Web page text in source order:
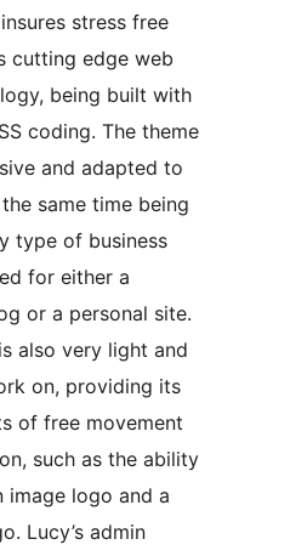
stress free
cutting edge web
being built with
coding. The theme
and adapted to
same time being
type of business
for either a
or a personal site.
also very light and
on, providing its
of free movement
such as the ability
image logo and a
Lucy’s admin